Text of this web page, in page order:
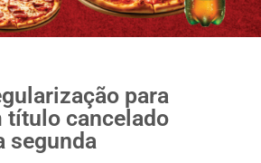
para
título cancelado
segunda